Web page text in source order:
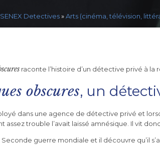
SENEX Detectives»Arts (cinéma, télévision,
raconte l’histoire d’un détective privé à
obscures, un
dans une agence de détective privé et
assez trouble l’avait laissé amnésique. Il vit
guerre mondiale et il découvre qu’il